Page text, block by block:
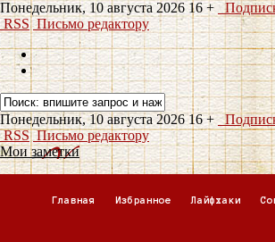
Понедельник, 10 августа 2026 16 +
RSS Письмо редактору
Понедельник, 10 августа 2026 16 +
RSS Письмо редактору
Мои заметки
Главная Избранное Лайфхаки